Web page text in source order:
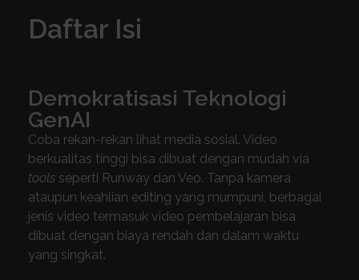
Daftar Isi
Demokratisasi Teknologi
GenAI
Coba rekan-rekan lihat media sosial. Video
berkualitas tinggi bisa dibuat dengan mudah via
tools seperti Runway dan Veo. Tanpa kamera
ataupun keahlian editing yang mumpuni, berbagai
jenis video termasuk video pembelajaran bisa
dibuat dengan biaya rendah dan dalam waktu
yang singkat.